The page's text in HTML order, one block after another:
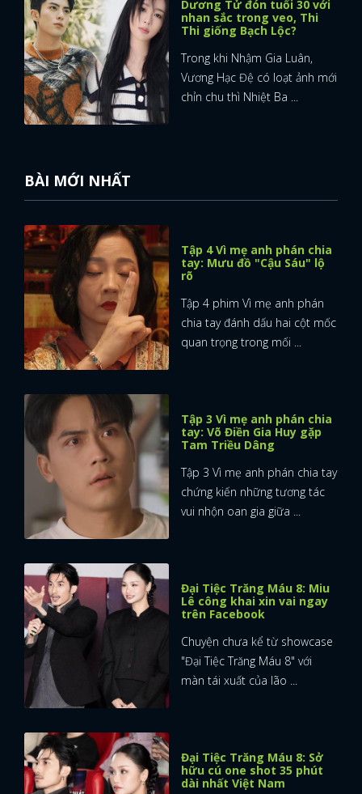
FACEBOOK GOOGLE
Dương Tử đón tuổi 30 với
nhan sắc trong veo, Thi
Thi giống Bạch Lộc?
Trong khi Nhậm Gia Luân,
Vương Hạc Đệ có loạt ảnh mới
chỉn chu thì Nhiệt Ba ...
BÀI MỚI NHẤT
Tập 4 Vì mẹ anh phán chia
tay: Mưu đồ "Cậu Sáu" lộ
rõ
Tập 4 phim Vì mẹ anh phán
chia tay đánh dấu hai cột mốc
quan trọng trong mối ...
Tập 3 Vì mẹ anh phán chia
tay: Võ Điền Gia Huy gặp
Tam Triều Dâng
Tập 3 Vì mẹ anh phán chia tay
chứng kiến những tương tác
vui nhộn oan gia giữa ...
Đại Tiệc Trăng Máu 8: Miu
Lê công khai xin vai ngay
trên Facebook
Chuyện chưa kể từ showcase
"Đại Tiệc Trăng Máu 8" với
màn tái xuất của lão ...
Đại Tiệc Trăng Máu 8: Sở
hữu cú one shot 35 phút
dài nhất Việt Nam